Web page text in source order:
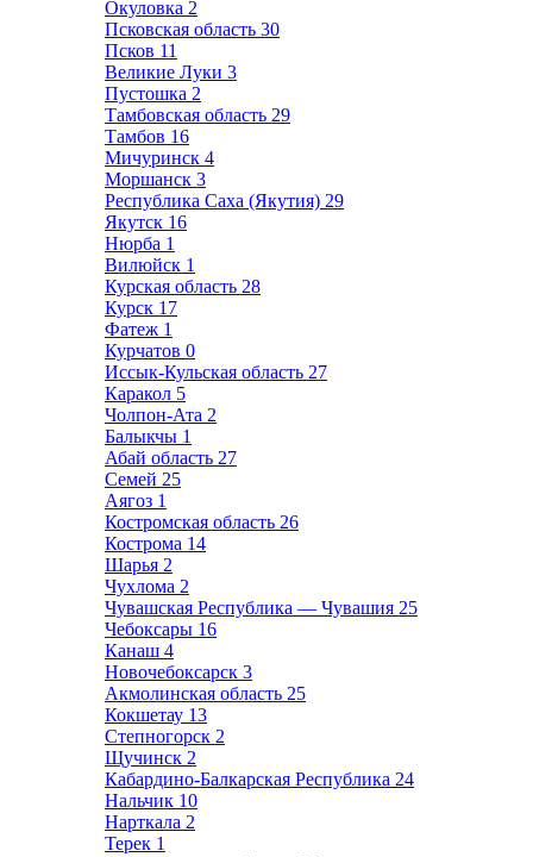
Окуловка 2
Псковская область 30
Псков 11
Великие Луки 3
Пустошка 2
Тамбовская область 29
Тамбов 16
Мичуринск 4
Моршанск 3
Республика Саха (Якутия) 29
Якутск 16
Нюрба 1
Вилюйск 1
Курская область 28
Курск 17
Фатеж 1
Курчатов 0
Иссык-Кульская область 27
Каракол 5
Чолпон-Ата 2
Балыкчы 1
Абай область 27
Семей 25
Аягоз 1
Костромская область 26
Кострома 14
Шарья 2
Чухлома 2
Чувашская Республика — Чувашия 25
Чебоксары 16
Канаш 4
Новочебоксарск 3
Акмолинская область 25
Кокшетау 13
Степногорск 2
Щучинск 2
Кабардино-Балкарская Республика 24
Нальчик 10
Нарткала 2
Терек 1